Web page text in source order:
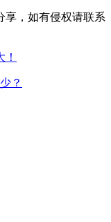
享，如有侵权请联系
？